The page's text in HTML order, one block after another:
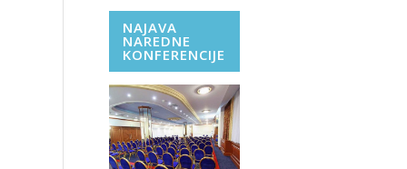
NAJAVA
NAREDNE
KONFERENCIJE